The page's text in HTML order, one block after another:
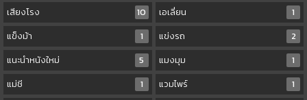
เสียงโรง
10 เอเลี่ยน
1
แข็งม้า
1 แข่งรถ
2
แนะนำหนังใหม่
5 แมงมุม
1
แม่ชี
1 แวมไพร์
1